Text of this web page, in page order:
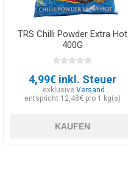
TRS Chilli Powder Extra Hot
400G
4,99€ inkl. Steuer
exklusiveVersand
entspricht 12,48€ pro 1 kg(s)
KAUFEN